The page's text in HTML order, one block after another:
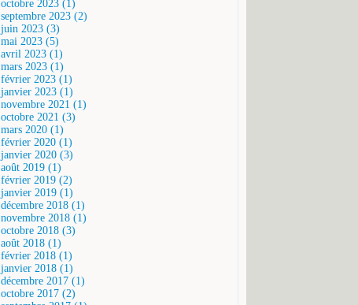
octobre 2023 (1)
septembre 2023 (2)
juin 2023 (3)
mai 2023 (5)
avril 2023 (1)
mars 2023 (1)
février 2023 (1)
janvier 2023 (1)
novembre 2021 (1)
octobre 2021 (3)
mars 2020 (1)
février 2020 (1)
janvier 2020 (3)
août 2019 (1)
février 2019 (2)
janvier 2019 (1)
décembre 2018 (1)
novembre 2018 (1)
octobre 2018 (3)
août 2018 (1)
février 2018 (1)
janvier 2018 (1)
décembre 2017 (1)
octobre 2017 (2)